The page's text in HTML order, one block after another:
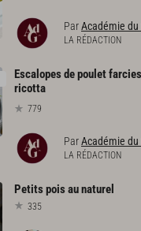
ParAcadémie du
LA RÉDACTION
Escalopes de poulet
ricotta
779
ParAcadémie du
LA RÉDACTION
Petitspoisaunaturel
335